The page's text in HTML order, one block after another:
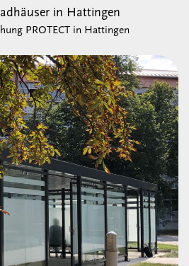
in Hattingen
PROTECT in Hattingen